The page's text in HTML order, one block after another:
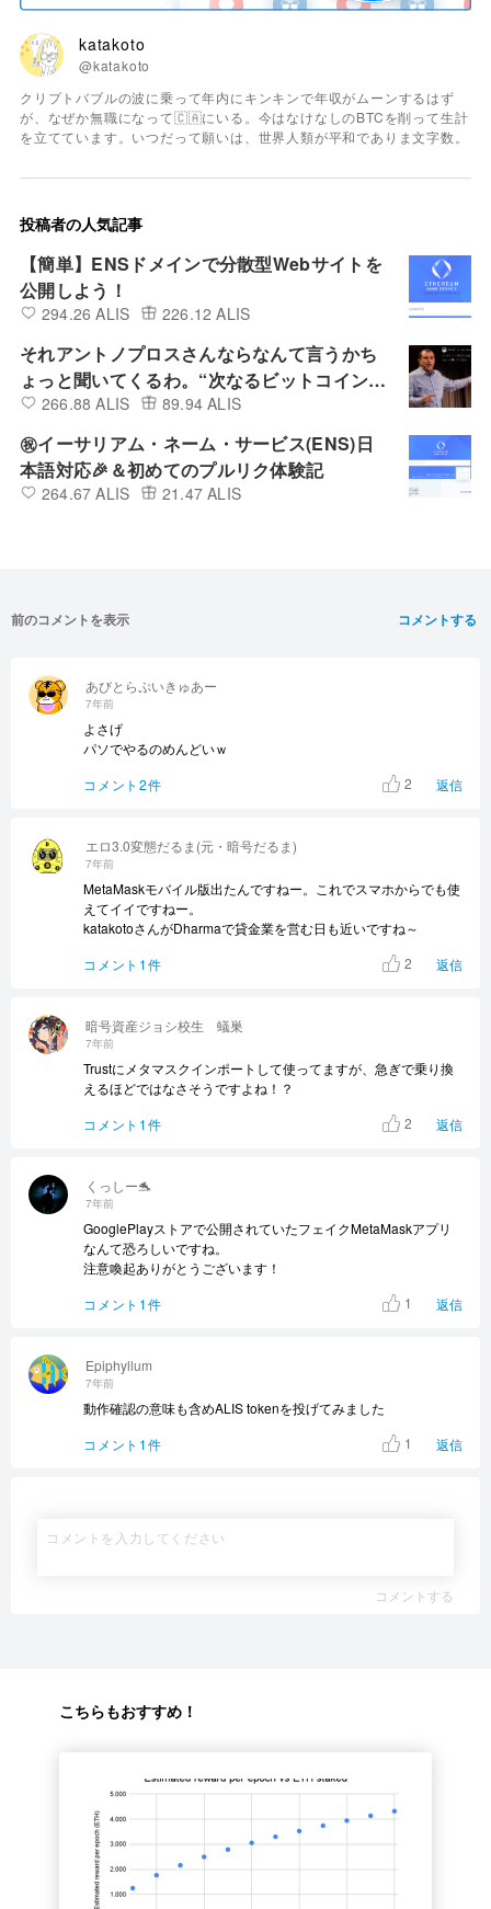
katakoto
@katakoto
クリプトバブルの波に乗って年内にキンキンで年収がムーンするはず
が、なぜか無職になって🇨🇦にいる。今はなけなしのBTCを削って生計
を立てています。いつだって願いは、世界人類が平和でありま文字数。
投稿者の人気記事
【簡単】ENSドメインで分散型Webサイトを
公開しよう！
294.26 ALIS 226.12 ALIS
それアントノプロスさんならなんて言うかち
ょっと聞いてくるわ。“次なるビットコインは
何か？” Vol.4
266.88 ALIS 89.94 ALIS
㊗イーサリアム・ネーム・サービス(ENS)日
本語対応🎉＆初めてのプルリク体験記
264.67 ALIS 21.47 ALIS
コメントする
前のコメントを表示
Epiphyllum
7年前
動作確認の意味も含めALIS tokenを投げてみました
コメント1件
1 返信
くっしー🐬
7年前
GooglePlayストアで公開されていたフェイクMetaMaskアプリ
なんて恐ろしいですね。
注意喚起ありがとうございます！
コメント1件
1 返信
暗号資産ジョシ校生 蟻巣
7年前
Trustにメタマスクインポートして使ってますが、急ぎで乗り換
えるほどではなさそうですよね！？
コメント1件
2 返信
エロ3.0変態だるま(元・暗号だるま)
7年前
MetaMaskモバイル版出たんですねー。これでスマホからでも使
えてイイですねー。
katakotoさんがDharmaで貸金業を営む日も近いですね～
コメント1件
2 返信
あびとらぷいきゅあー
7年前
よさげ
パソでやるのめんどいｗ
コメント2件
2 返信
コメントする
こちらもおすすめ！